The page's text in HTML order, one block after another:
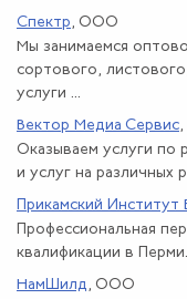
Спектр , ООО
Мы занимаемся
сортового,
услуги ...
Вектор Медиа Сервис
Оказываем услуги по
и услуг на различных
Прикамский Институт
Профессиональная
квалификации в Перми.
НамШилд , ООО